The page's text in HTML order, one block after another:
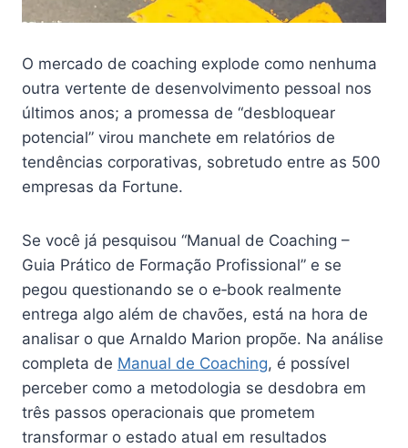
O mercado de coaching explode como nenhuma
outra vertente de desenvolvimento pessoal nos
últimos anos; a promessa de “desbloquear
potencial” virou manchete em relatórios de
tendências corporativas, sobretudo entre as 500
empresas da Fortune.
Se você já pesquisou “Manual de Coaching –
Guia Prático de Formação Profissional” e se
pegou questionando se o e‑book realmente
entrega algo além de chavões, está na hora de
analisar o que Arnaldo Marion propõe. Na análise
completa de Manual de Coaching, é possível
perceber como a metodologia se desdobra em
três passos operacionais que prometem
transformar o estado atual em resultados